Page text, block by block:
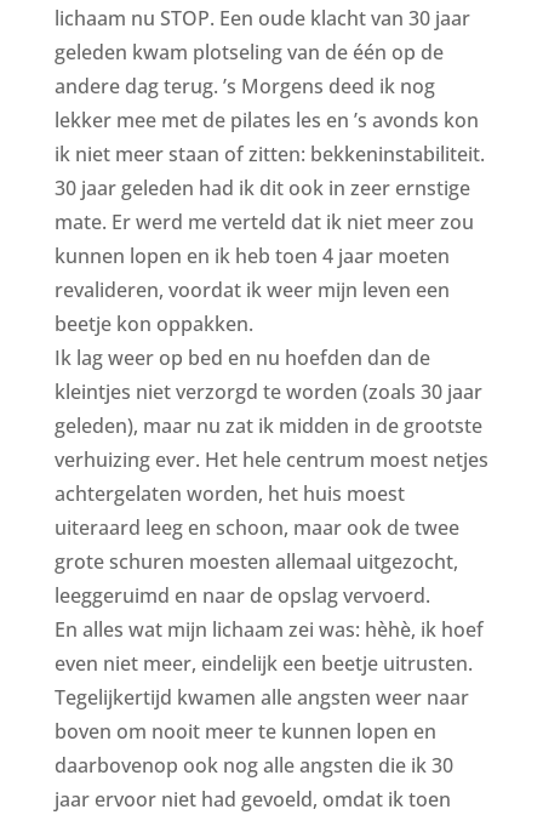
lichaam nu STOP. Een oude klacht van 30 jaar
geleden kwam plotseling van de één op de
andere dag terug. ’s Morgens deed ik nog
lekker mee met de pilates les en ’s avonds kon
ik niet meer staan of zitten: bekkeninstabiliteit.
30 jaar geleden had ik dit ook in zeer ernstige
mate. Er werd me verteld dat ik niet meer zou
kunnen lopen en ik heb toen 4 jaar moeten
revalideren, voordat ik weer mijn leven een
beetje kon oppakken.
Ik lag weer op bed en nu hoefden dan de
kleintjes niet verzorgd te worden (zoals 30 jaar
geleden), maar nu zat ik midden in de grootste
verhuizing ever. Het hele centrum moest netjes
achtergelaten worden, het huis moest
uiteraard leeg en schoon, maar ook de twee
grote schuren moesten allemaal uitgezocht,
leeggeruimd en naar de opslag vervoerd.
En alles wat mijn lichaam zei was: hèhè, ik hoef
even niet meer, eindelijk een beetje uitrusten.
Tegelijkertijd kwamen alle angsten weer naar
boven om nooit meer te kunnen lopen en
daarbovenop ook nog alle angsten die ik 30
jaar ervoor niet had gevoeld, omdat ik toen